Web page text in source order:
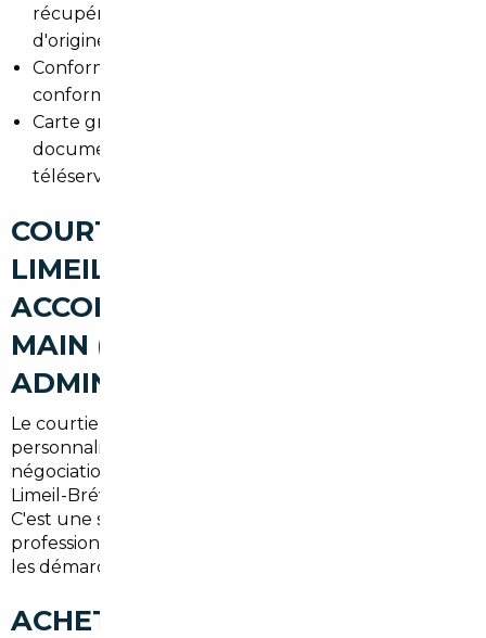
récupérable ou déjà acquittée selon le pays
d'origine.
Conformité : présence d'un certificat de
conformité européen ou dossier d'homologation.
Carte grise : formalités d'immatriculation en 94 et
documents nécessaires pour la préfecture ou le
téléservice.
COURTIER AUTOMOBILE
LIMEIL-BRÉVANNES : UN
ACCOMPAGNEMENT CLÉ EN
MAIN (RECHERCHE,
ADMINISTRATIF, LIVRAISON)
Le courtier prend en charge la recherche
personnalisée, la vérification technique, la
négociation, l'organisation du transport jusqu'à
Limeil-Brévannes et les formalités d'immatriculation.
C'est une solution adaptée aux familles,
professionnels et à tous ceux qui souhaitent éviter
les démarches complexes à l'international.
ACHETER UNE VOITURE